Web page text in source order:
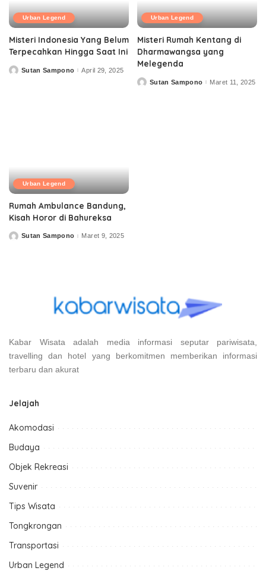
Urban Legend
Misteri Indonesia Yang Belum
Terpecahkan Hingga Saat Ini
PostedSutan Sampono April 29, 2025
Urban Legend
Misteri Rumah Kentang di
Dharmawangsa yang
Melegenda
PostedSutan Sampono Maret 11, 2025
Urban Legend
Rumah Ambulance Bandung,
Kisah Horor di Bahureksa
PostedSutan Sampono Maret 9, 2025
Kabar Wisata adalah media informasi seputar pariwisata,
travelling dan hotel yang berkomitmen memberikan informasi
terbaru dan akurat
Jelajah
Akomodasi
Budaya
Objek Rekreasi
Suvenir
Tips Wisata
Tongkrongan
Transportasi
Urban Legend